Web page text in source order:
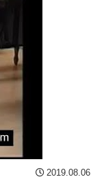
2019.08.06